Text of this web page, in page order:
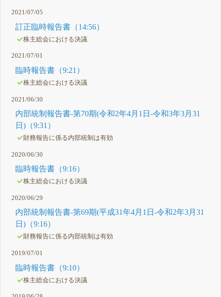
2021/07/05
訂正臨時報告書（14:56）
株主総会における決議
2021/07/01
臨時報告書（9:21）
株主総会における決議
2021/06/30
内部統制報告書-第70期(令和2年4月1日-令和3年3月31
日)（9:31）
財務報告に係る内部統制は有効
2020/06/30
臨時報告書（9:16）
株主総会における決議
2020/06/29
内部統制報告書-第69期(平成31年4月1日-令和2年3月31
日)（9:16）
財務報告に係る内部統制は有効
2019/07/01
臨時報告書（9:10）
株主総会における決議